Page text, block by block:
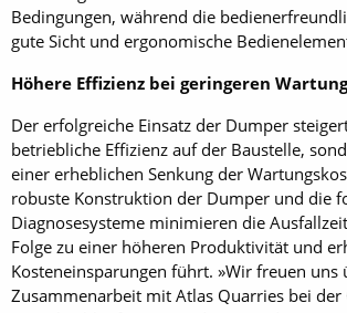
Bedingungen, während die
gute Sicht und ergonomische
Höhere Effizienz bei geringeren
Der erfolgreiche Einsatz der Dumper
betriebliche Effizienz auf der Baustelle,
einer erheblichen Senkung der
robuste Konstruktion der Dumper und die
Diagnosesysteme minimieren die
Folge zu einer höheren Produktivität und
Kosteneinsparungen führt. »Wir freuen uns
Zusammenarbeit mit Atlas Quarries bei